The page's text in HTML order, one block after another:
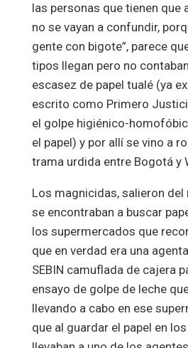
las personas que tienen que
no se vayan a confundir,
gente con bigote”, parece
tipos llegan pero no
escasez de papel tualé (ya
escrito como Primero
el golpe higiénico-
el papel) y por allí se vino a
trama urdida entre Bogotá y
Los magnicidas, salieron del
se encontraban a buscar
los supermercados que
que en verdad era una
SEBIN camuflada de cajera
ensayo de golpe de leche
llevando a cabo en ese
que al guardar el papel en